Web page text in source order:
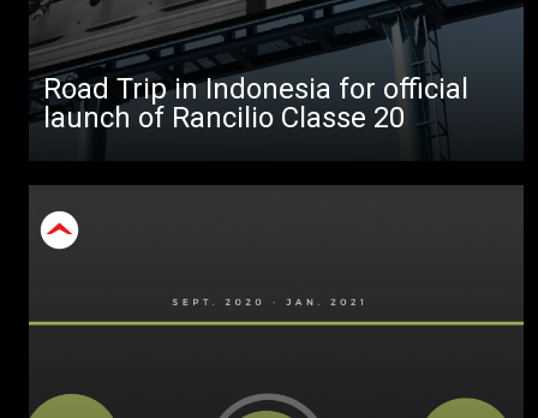
Road Trip in Indonesia for official
launch of Rancilio Classe 20
Mais